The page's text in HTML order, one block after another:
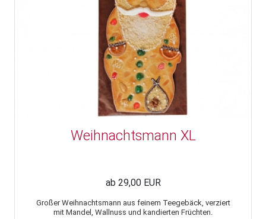
Weihnachtsmann XL
ab 29,00 EUR
Großer Weihnachtsmann aus feinem Teegebäck, verziert
mit Mandel, Wallnuss und kandierten Früchten.